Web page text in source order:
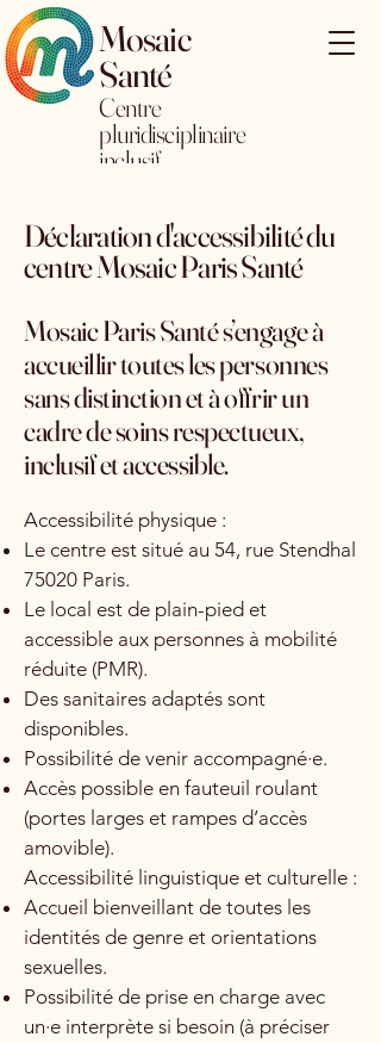
Mosaic
Santé
Centre
pluridisciplinaire
inclusif
Déclaration d'accessibilité du
centre Mosaic Paris Santé
Mosaic Paris Santé s’engage à
accueillir toutes les personnes
sans distinction et à offrir un
cadre de soins respectueux,
inclusif et accessible.
Accessibilité physique :
Le centre est situé au 54, rue Stendhal
75020 Paris.
Le local est de plain-pied et
accessible aux personnes à mobilité
réduite (PMR).
Des sanitaires adaptés sont
disponibles.
Possibilité de venir accompagné·e.
Accès possible en fauteuil roulant
(portes larges et rampes d’accès
amovible).
Accessibilité linguistique et culturelle :
Accueil bienveillant de toutes les
identités de genre et orientations
sexuelles.
Possibilité de prise en charge avec
un·e interprète si besoin (à préciser